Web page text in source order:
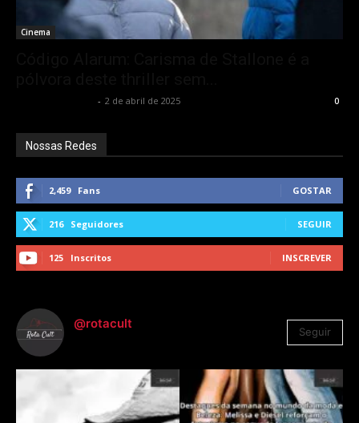
Cinema
- 2 de abril de 2025 0
Nossas Redes
2,459 Fans GOSTAR
216 Seguidores SEGUIR
125 Inscritos INSCREVER
@rotacult
Seguir